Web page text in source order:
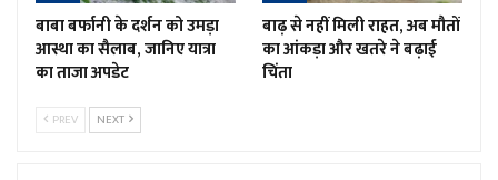
बाबा बर्फानी के दर्शन को उमड़ा
आस्था का सैलाब, जानिए यात्रा
का ताजा अपडेट
बाढ़ से नहीं मिली राहत, अब मौतों
का आंकड़ा और खतरे ने बढ़ाई
चिंता
PREV NEXT